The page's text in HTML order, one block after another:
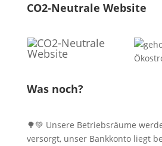
CO2-Neutrale Website
Was noch?
🌳💚 Unsere Betriebsräume
versorgt, unser Bankkonto liegt